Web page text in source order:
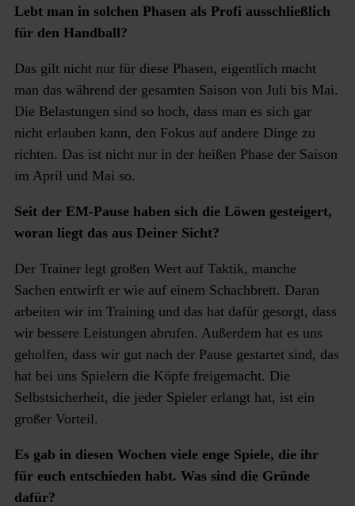
Lebt man in solchen Phasen als Profi ausschließlich
für den Handball?
Das gilt nicht nur für diese Phasen, eigentlich macht
man das während der gesamten Saison von Juli bis Mai.
Die Belastungen sind so hoch, dass man es sich gar
nicht erlauben kann, den Fokus auf andere Dinge zu
richten. Das ist nicht nur in der heißen Phase der Saison
im April und Mai so.
Seit der EM-Pause haben sich die Löwen gesteigert,
woran liegt das aus Deiner Sicht?
Der Trainer legt großen Wert auf Taktik, manche
Sachen entwirft er wie auf einem Schachbrett. Daran
arbeiten wir im Training und das hat dafür gesorgt, dass
wir bessere Leistungen abrufen. Außerdem hat es uns
geholfen, dass wir gut nach der Pause gestartet sind, das
hat bei uns Spielern die Köpfe freigemacht. Die
Selbstsicherheit, die jeder Spieler erlangt hat, ist ein
großer Vorteil.
Es gab in diesen Wochen viele enge Spiele, die ihr
für euch entschieden habt. Was sind die Gründe
dafür?